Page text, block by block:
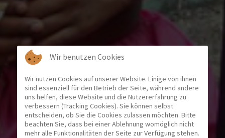
Wir benutzen Cookies
Wir nutzen Cookies auf unserer Website. Einige von ihnen
sind essenziell für den Betrieb der Seite, während andere
uns helfen, diese Website und die Nutzererfahrung zu
verbessern (Tracking Cookies). Sie können selbst
entscheiden, ob Sie die Cookies zulassen möchten. Bitte
beachten Sie, dass bei einer Ablehnung womöglich nicht
mehr alle Funktionalitäten der Seite zur Verfügung stehen.